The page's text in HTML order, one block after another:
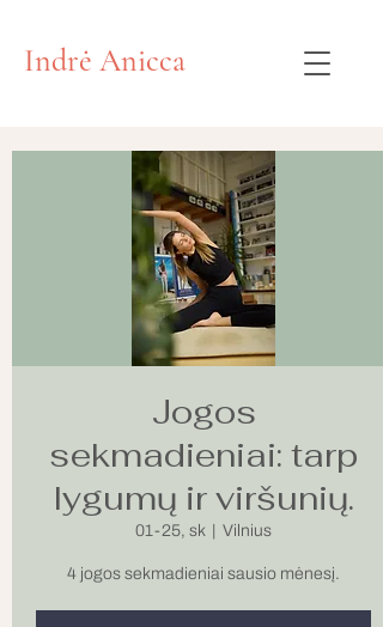
Indrė Anicca
Jogos
sekmadieniai: tarp
lygumų ir viršunių.
01-25, sk
  |
Vilnius
4 jogos sekmadieniai sausio mėnesį.